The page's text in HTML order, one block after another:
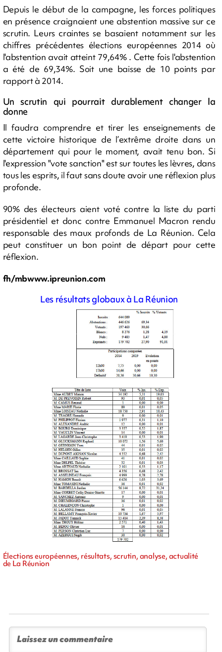
Depuis le début de la campagne, les forces politiques
en présence craignaient une abstention massive sur ce
scrutin. Leurs craintes se basaient notamment sur les
chiffres précédentes élections européennes 2014 où
l'abstention avait atteint 79,64% . Cette fois l'abstention
a été de 69,34%. Soit une baisse de 10 points par
rapport à 2014.
Un scrutin qui pourrait durablement changer la
donne
Il faudra comprendre et tirer les enseignements de
cette victoire historique de l’extrême droite dans un
département qui pour le moment, avait tenu bon. Si
l'expression "vote sanction" est sur toutes les lèvres, dans
tous les esprits, il faut sans doute avoir une réflexion plus
profonde.
90% des électeurs aient voté contre la liste du parti
présidentiel et donc contre Emmanuel Macron rendu
responsable des maux profonds de La Réunion. Cela
peut constituer un bon point de départ pour cette
réflexion.
fh/mbwww.ipreunion.com
Les résultats globaux à La Réunion
Élections européennes, résultats, scrutin, analyse, actualité
de La Réunion